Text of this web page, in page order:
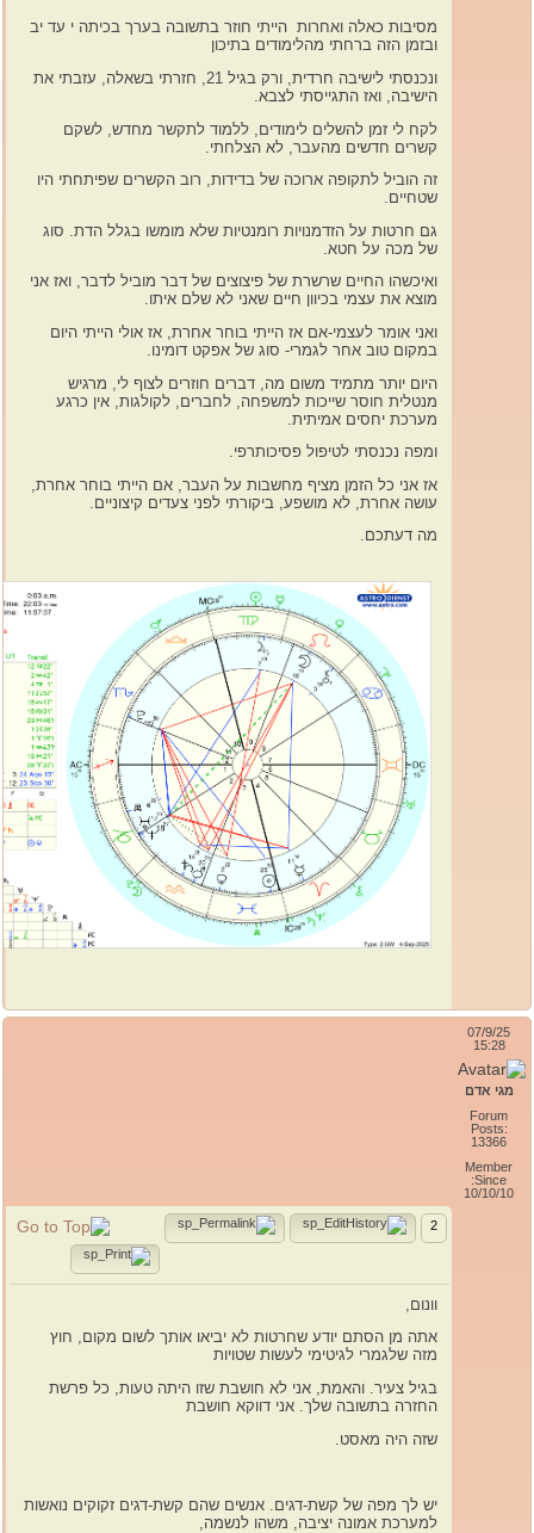
מסיבות כאלה ואחרות הייתי חוזר בתשובה בערך בכיתה י עד יב
ובזמן הזה ברחתי מהלימודים בתיכון
ונכנסתי לישיבה חרדית, ורק בגיל 21, חזרתי בשאלה, עזבתי את
הישיבה, ואז התגייסתי לצבא.
לקח לי זמן להשלים לימודים, ללמוד לתקשר מחדש, לשקם
קשרים חדשים מהעבר, לא הצלחתי.
זה הוביל לתקופה ארוכה של בדידות, רוב הקשרים שפיתחתי היו
שטחיים.
גם חרטות על הזדמנויות רומנטיות שלא מומשו בגלל הדת. סוג
של מכה על חטא.
ואיכשהו החיים שרשרת של פיצוצים של דבר מוביל לדבר, ואז אני
מוצא את עצמי בכיוון חיים שאני לא שלם איתו.
ואני אומר לעצמי-אם אז הייתי בוחר אחרת, אז אולי הייתי היום
במקום טוב אחר לגמרי- סוג של אפקט דומינו.
היום יותר מתמיד משום מה, דברים חוזרים לצוף לי, מרגיש
מנטלית חוסר שייכות למשפחה, לחברים, לקולגות, אין כרגע
מערכת יחסים אמיתית.
ומפה נכנסתי לטיפול פסיכותרפי.
אז אני כל הזמן מציף מחשבות על העבר, אם הייתי בוחר אחרת,
עושה אחרת, לא מושפע, ביקורתי לפני צעדים קיצוניים.
מה דעתכם.
07/9/25
15:28
מגי אדם
Forum
Posts:
13366
Member
Since:
10/10/10
2
וונום,
אתה מן הסתם יודע שחרטות לא יביאו אותך לשום מקום, חוץ
מזה שלגמרי לגיטימי לעשות שטויות
בגיל צעיר. והאמת, אני לא חושבת שזו היתה טעות, כל פרשת
החזרה בתשובה שלך. אני דווקא חושבת
שזה היה מאסט.
יש לך מפה של קשת-דגים. אנשים שהם קשת-דגים זקוקים נואשות
למערכת אמונה יציבה, משהו לנשמה,